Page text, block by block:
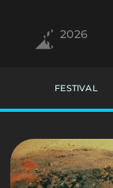
2026
FESTIVAL